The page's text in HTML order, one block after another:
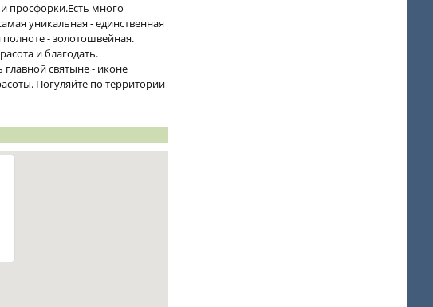
просфорки.Есть много
уникальная - единственная
- золотошвейная.
и благодать.
святыне - иконе
Погуляйте по территории